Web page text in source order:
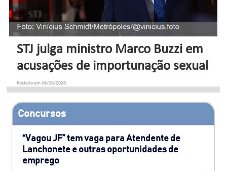
STJ julga ministro Marco Buzzi em
acusações de importunação sexual
Postado em 06/08/2026
Concursos
“Vagou JF” tem vaga para Atendente de
Lanchonete e outras oportunidades de
emprego